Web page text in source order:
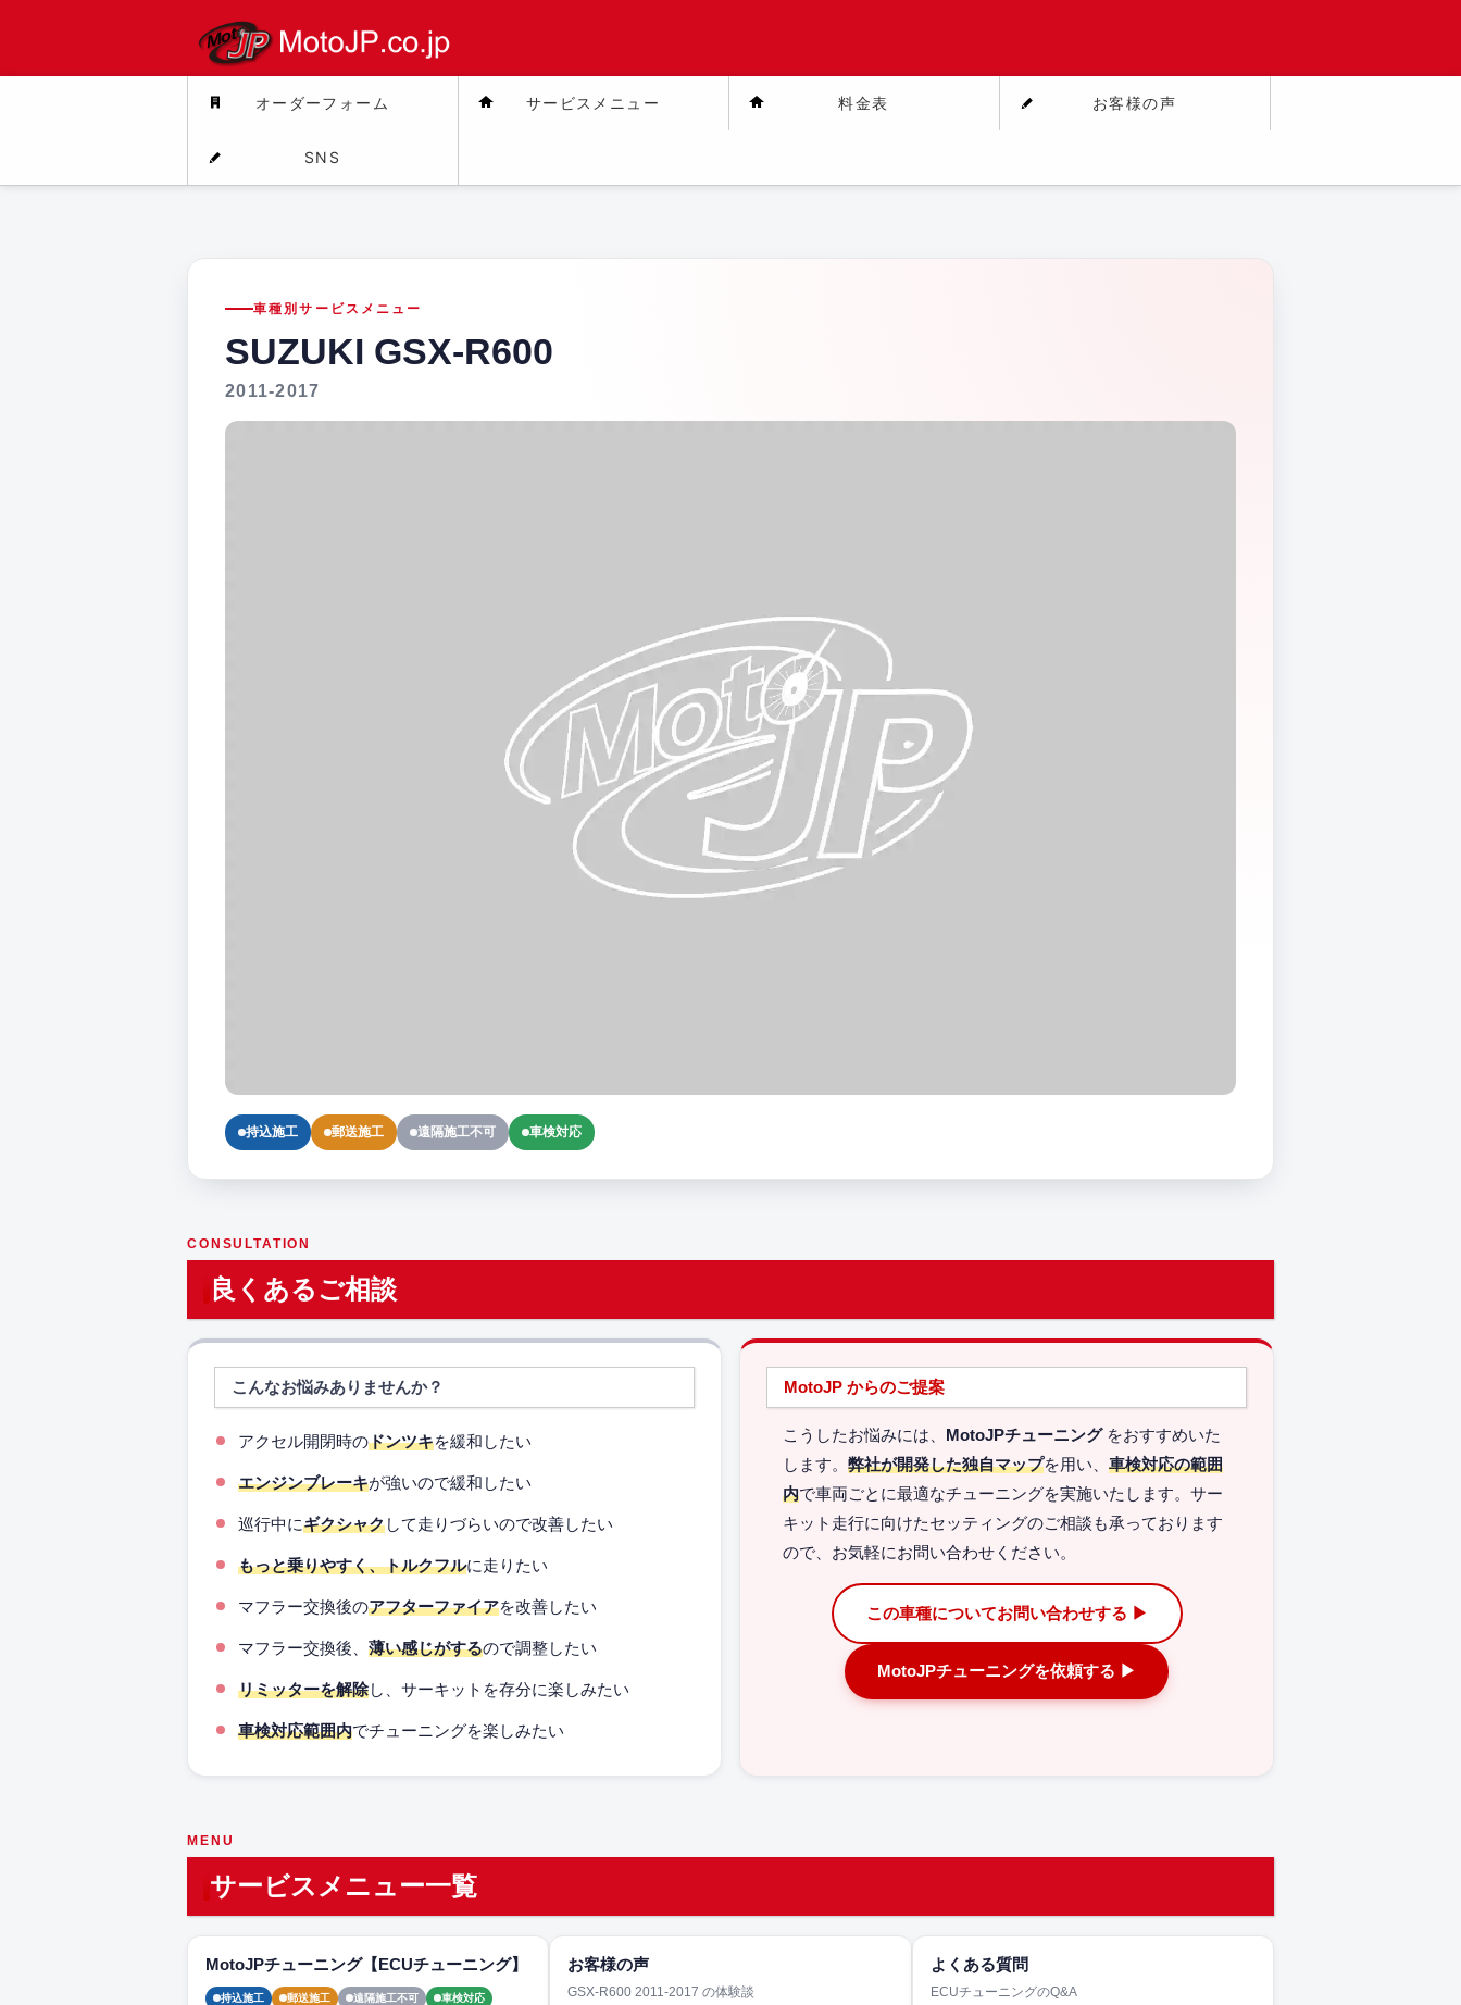
オーダーフォーム サービスメニュー 料金表 お客様の声
SNS
車種別サービスメニュー
SUZUKI GSX-R600
2011-2017
持込施工 郵送施工 遠隔施工不可 車検対応
CONSULTATION
良くあるご相談
こんなお悩みありませんか？
アクセル開閉時のドンツキを緩和したい
エンジンブレーキが強いので緩和したい
巡行中にギクシャクして走りづらいので改善したい
もっと乗りやすく、トルクフルに走りたい
マフラー交換後のアフターファイアを改善したい
マフラー交換後、 薄い感じがするので調整したい
リミッターを解除し、サーキットを存分に楽しみたい
車検対応範囲内でチューニングを楽しみたい
MotoJP からのご提案
こうしたお悩みには、 MotoJPチューニングをおすすめいた
します。 弊社が開発した独自マップを用い、 車検対応の範囲
内で車両ごとに最適なチューニングを実施いたします。サー
キット走行に向けたセッティングのご相談も承っております
ので、お気軽にお問い合わせください。
この車種についてお問い合わせする ▶
MotoJPチューニングを依頼する ▶
MENU
サービスメニュー一覧
MotoJPチューニング【ECUチューニング】
持込施工 郵送施工 遠隔施工不可 車検対応
お客様の声
GSX-R600 2011-2017 の体験談
よくある質問
ECUチューニングのQ&A